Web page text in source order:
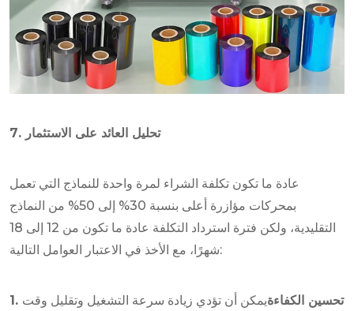
7. تحليل العائد على الاستثمار
عادة ما تكون تكلفة الشراء لمرة واحدة للنماذج التي تعمل
بمحركات مؤازرة أعلى بنسبة 30% إلى 50% من النماذج
التقليدية، ولكن فترة استرداد التكلفة عادة ما تكون من 12 إلى 18
شهرًا، مع الأخذ في الاعتبار العوامل التالية:
1. تحسين الكفاءةيمكن أن تؤدي زيادة سرعة التشغيل وتقليل وقت